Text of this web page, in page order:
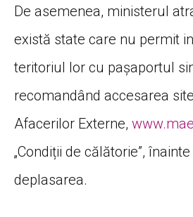
De asemenea, ministerul
există state care nu permit
teritoriul lor cu pașaportul
recomandând accesarea
Afacerilor Externe,
„Condiții de călătorie”,
deplasarea.